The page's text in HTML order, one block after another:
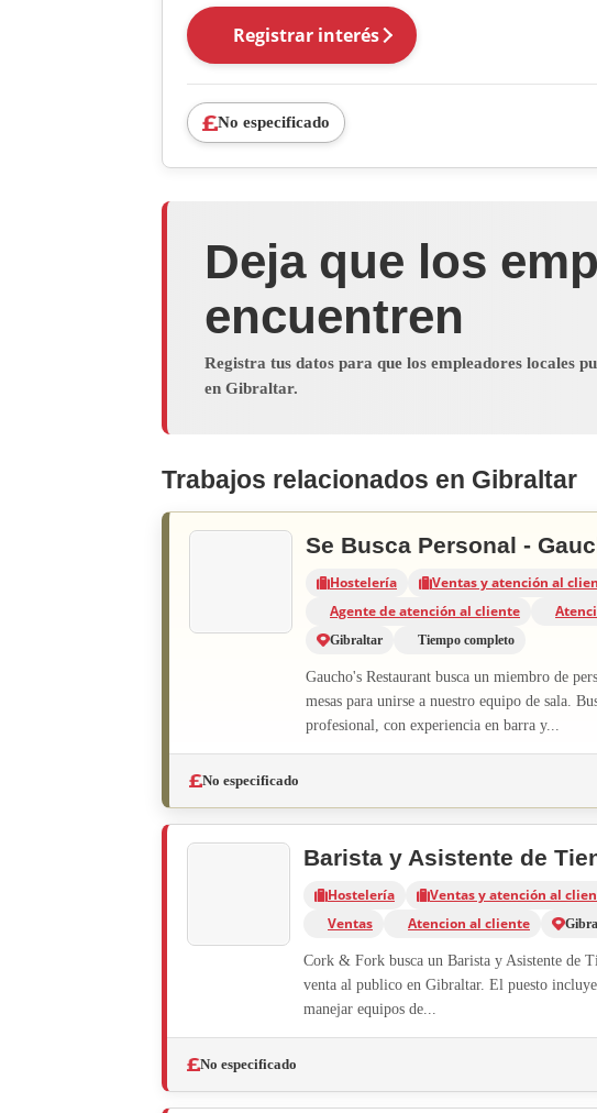
Registrar interés
No especificado
Deja que los
encuentren
Registra tus datos para que los empleadores locales
en Gibraltar.
Trabajos relacionados en Gibraltar
Se Busca Personal -
Hostelería Ventas y atención al
Agente de atención al cliente
Gibraltar Tiempo completo
Gaucho's Restaurant busca un miembro de
mesas para unirse a nuestro equipo de sala.
profesional, con experiencia en barra y...
No especificado
Barista y Asistente de
Hostelería Ventas y atención al
Ventas
Atencion al cliente
Cork & Fork busca un Barista y Asistente de
venta al publico en Gibraltar. El puesto
manejar equipos de...
No especificado